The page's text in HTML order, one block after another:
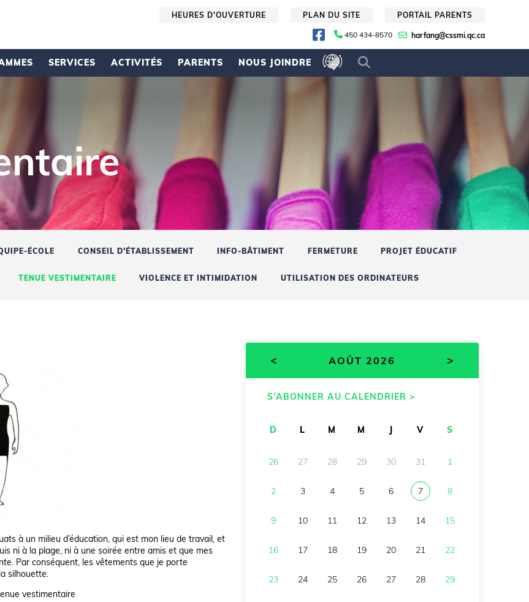
PLAN DU SITE PORTAIL PARENTS
HEURES D'OUVERTURE
450 434-8570 harfang@cssmi.qc.ca
SERVICES ACTIVITÉS PARENTS NOUS JOINDRE
ÉCOLE CONSEIL D’ÉTABLISSEMENT INFO-BÂTIMENT FERMETURE PROJET ÉDUCATIF
TENUE VESTIMENTAIRE VIOLENCE ET INTIMIDATION UTILISATION DES ORDINATEURS
à un milieu d’éducation, qui est mon lieu de travail, et
ni à la plage, ni à une soirée entre amis et que mes
Par conséquent, les vêtements que je porte
silhouette.
vestimentaire
< AOÛT 2026 >
S’ABONNER AU CALENDRIER >
D L M M J V S
26 27 28 29 30 31 1
2 3 4 5 6 7 8
9 10 11 12 13 14 15
16 17 18 19 20 21 22
23 24 25 26 27 28 29